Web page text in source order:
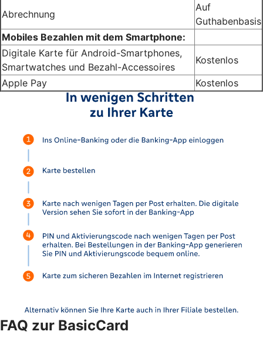
Abrechnung
Auf
Guthabenbasis
Mobiles Bezahlen mit dem Smartphone:
Digitale Karte für Android-Smartphones,
Smartwatches und Bezahl-Accessoires
Kostenlos
Apple Pay
Kostenlos
FAQ zur BasicCard